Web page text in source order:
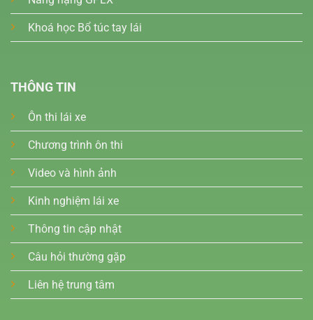
Khoá học Bổ túc tay lái
THÔNG TIN
Ôn thi lái xe
Chương trình ôn thi
Video và hình ảnh
Kinh nghiệm lái xe
Thông tin cập nhật
Câu hỏi thường gặp
Liên hệ trung tâm